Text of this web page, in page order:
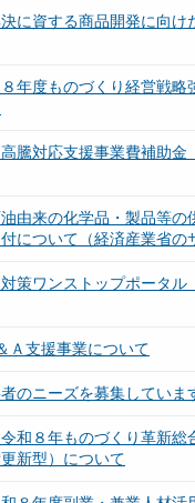
に資する商品開発に向け
８年度ものづくり経営戦略
騰対応支援事業費補助
油由来の化学品・製品等の
について（経済産業省の
策ワンストップポータル
Ａ支援事業について
のニーズを募集していま
令和８年ものづくり革新総
新型）について